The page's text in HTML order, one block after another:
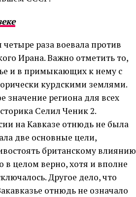
четыре раза воевала против
Ирана. Важно отметить то,
и в примыкающих к нему с
курдскими землями.
значение региона для всех
Селил Ченик 2.
на Кавказе отнюдь не была
две основные цели,
британскому влиянию
целом верно, хотя и вполне
Другое дело, что
отнюдь не означало